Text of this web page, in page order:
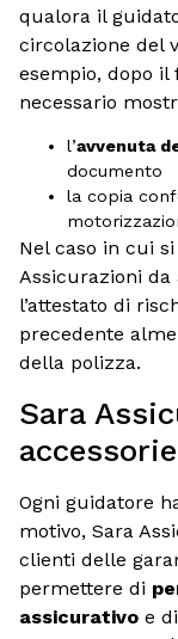
qualora il
circolazione del
esempio, dopo
necessario
l’avvenuta
documento
la copia
Nel caso in cui
Assicurazioni
l’attestato di
precedente
della polizza.
Sara
accessorie
Ogni guidatore
motivo, Sara
clienti delle
permettere di
assicurativo e